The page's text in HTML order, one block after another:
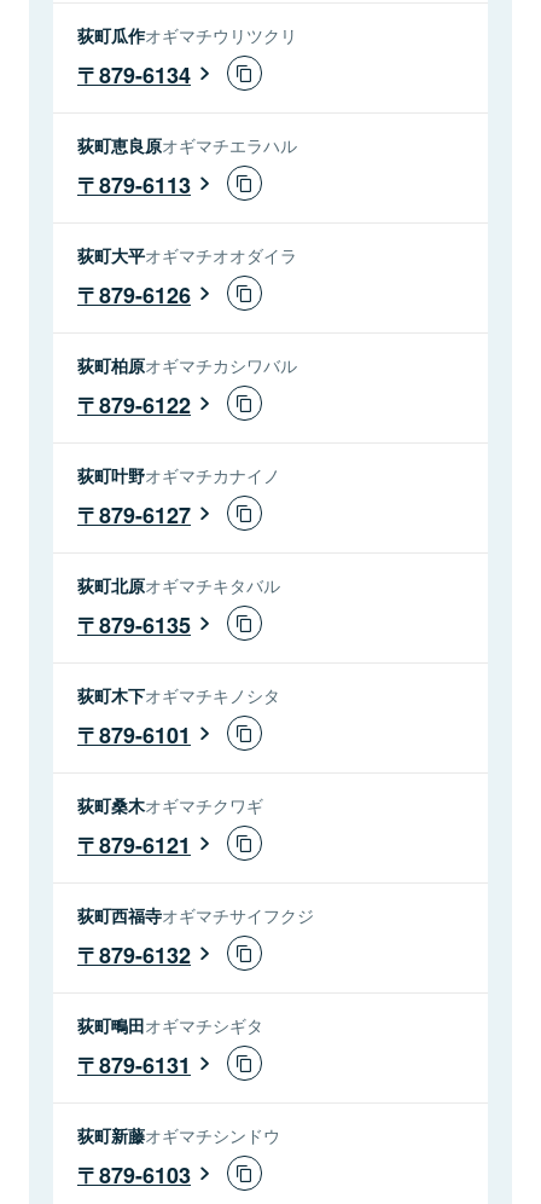
荻町瓜作オギマチウリツクリ
879-6134
荻町恵良原オギマチエラハル
879-6113
荻町大平オギマチオオダイラ
879-6126
荻町柏原オギマチカシワバル
879-6122
荻町叶野オギマチカナイノ
879-6127
荻町北原オギマチキタバル
879-6135
荻町木下オギマチキノシタ
879-6101
荻町桑木オギマチクワギ
879-6121
荻町西福寺オギマチサイフクジ
879-6132
荻町鴫田オギマチシギタ
879-6131
荻町新藤オギマチシンドウ
879-6103